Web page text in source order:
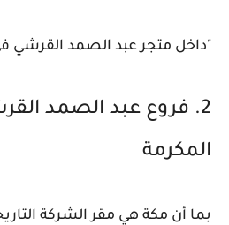
"داخل متجر عبد الصمد القرشي
2. فروع عبد الصمد
المكرمة
بما أن مكة هي مقر الشركة